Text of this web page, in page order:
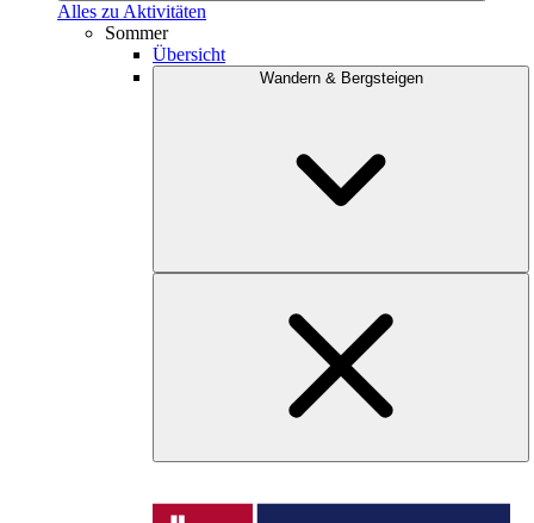
Alles zu Aktivitäten
Sommer
Übersicht
Wandern & Bergsteigen